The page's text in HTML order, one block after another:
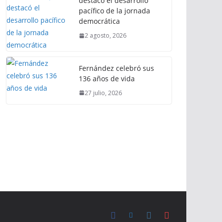
pacífico de la jornada
democrática
2 agosto, 2026
Fernández celebró sus
136 años de vida
27 julio, 2026